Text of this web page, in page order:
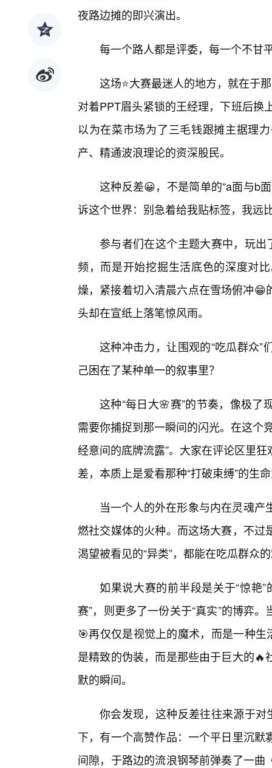
夜路边摊的即兴演出。
每一个路人都是评委，每一个不甘
这场⭐大赛最迷人的地方，就在于
对着PPT眉头紧锁的王经理，下班后换
以为在菜市场为了三毛钱跟摊主据理
产、精通波浪理论的资深股民。
这种反差😀，不是简单的“a面与b
诉这个世界：别急着给我贴标签，我远
参与者们在这个主题大赛中，玩出
频，而是开始挖掘生活底色的深度对
燥，紧接着切入清晨六点在雪场俯冲
头却在宣纸上落笔惊风雨。
这种冲击力，让围观的“吃瓜群众
己困在了某种单一的叙事里？
这种“每日大🌸赛”的节奏，像极
需要你捕捉到那一瞬间的闪光。在这个
经意间的底牌流露”。大家在评论区里
差，本质上是爱看那种“打破束缚”的生
当一个人的外在形象与内在灵魂
燃社交媒体的火种。而这场大赛，不
渴望被看见的“异类”，都能在吃瓜群众
如果说大赛的前半段是关于“惊艳
赛”，则更多了一份关于“真实”的博弈
🎯再仅仅是视觉上的魔术，而是一种
是精致的伪装，而是那些由于巨大的
默的瞬间。
你会发现，这种反差往往来源于对
下，有一个高赞作品：一个平日里沉
间隙，于路边的流浪钢琴前弹奏了一